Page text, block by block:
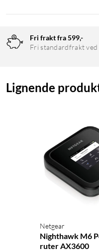
5G-band: n1/n2/n3/n5/
3G-bånd: 1/2/5/8
Fri frakt fra 599,-
Fri standardfrakt ved
Lignende
Netgear
Nighthawk M6
ruter AX3600